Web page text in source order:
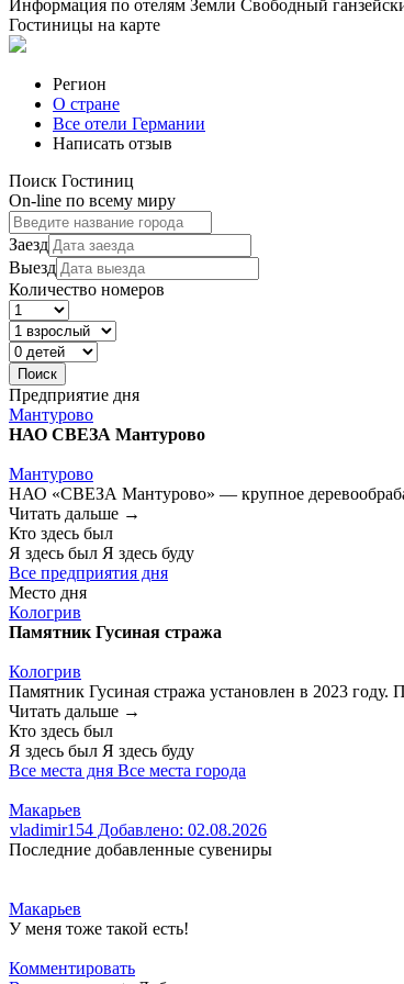
Информация по отелям Земли Свободный
Гостиницы на карте
Регион
О стране
Все отели Германии
Написать отзыв
Поиск Гостиниц
On-line по всему миру
Заезд
Выезд
Количество номеров
Предприятие дня
Мантурово
НАО СВЕЗА Мантурово
Мантурово
НАО «СВЕЗА Мантурово» — крупное
Читать дальше →
Кто здесь был
Я здесь был Я здесь буду
Все предприятия дня
Место дня
Кологрив
Памятник Гусиная стража
Кологрив
Памятник Гусиная стража установлен в 2023
Читать дальше →
Кто здесь был
Я здесь был Я здесь буду
Все места дня Все места города
Макарьев
vladimir154 Добавлено: 02.08.2026
Последние добавленные сувениры
Макарьев
У меня тоже такой есть!
Комментировать